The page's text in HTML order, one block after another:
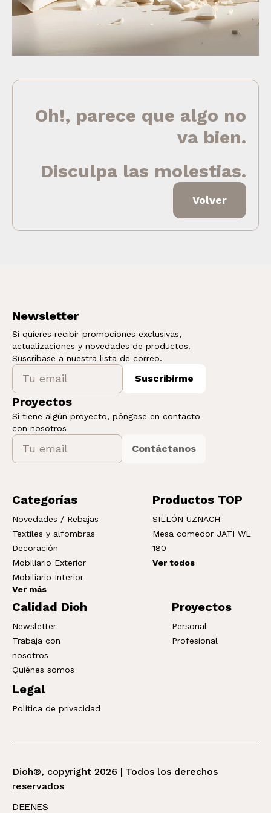
Oh!, parece que algo no
va bien.
Disculpa las molestias.
Volver
Newsletter
Si quieres recibir promociones exclusivas,
actualizaciones y novedades de productos.
Suscríbase a nuestra lista de correo.
Suscribirme
Proyectos
Si tiene algún proyecto, póngase en contacto
con nosotros
Contáctanos
Categorías
Novedades / Rebajas
Textiles y alfombras
Decoración
Mobiliario Exterior
Mobiliario Interior
Ver más
Productos TOP
SILLÓN UZNACH
Mesa comedor JATI WL
180
Ver todos
Calidad Dioh
Newsletter
Trabaja con
nosotros
Quiénes somos
Proyectos
Personal
Profesional
Legal
Política de privacidad
Dioh®, copyright 2026 | Todos los derechos
reservados
DEENES